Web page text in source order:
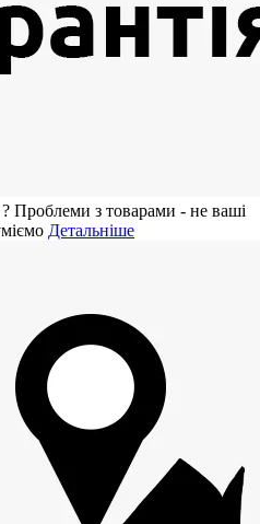
? Проблеми з товарами - не ваші
Детальніше